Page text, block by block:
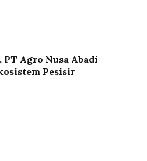
Agro Nusa Abadi
Pesisir